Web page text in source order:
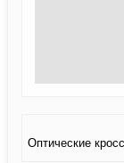
Оптические